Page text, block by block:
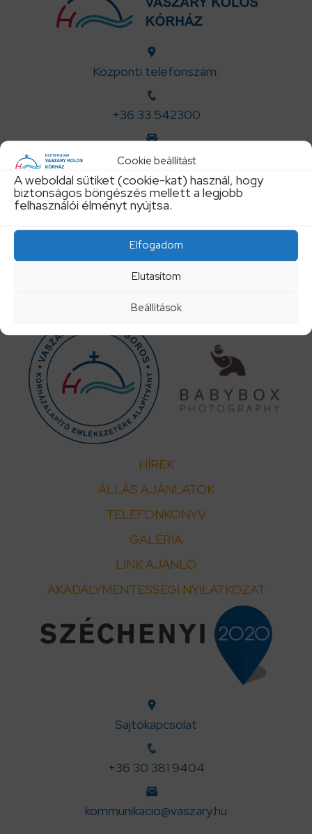
Cookie beállítást
A weboldal sütiket (cookie-kat) használ, hogy
biztonságos böngészés mellett a legjobb
felhasználói élményt nyújtsa.
Elfogadom
Elutasítom
Beállítások
Központi telefonszám:
+36 33 542300
titkarsag@vaszary.hu
HÍREK
ÁLLÁS AJÁNLATOK
TELEFONKÖNYV
GALÉRIA
LINK AJÁNLÓ
AKADÁLYMENTESSÉGI NYILATKOZAT
Sajtókapcsolat
+36 30 381 9404
kommunikacio@vaszary.hu